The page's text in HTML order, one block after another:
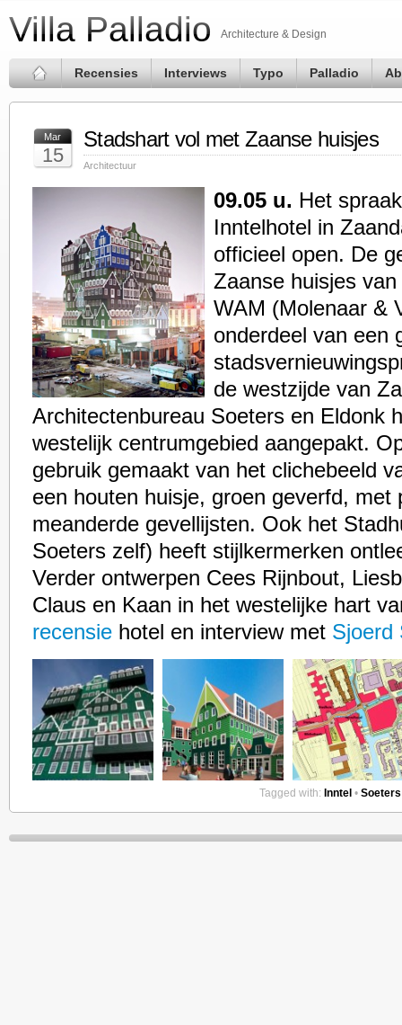
Villa Palladio Architecture & Design
Recensies Interviews Typo Palladio
Mar
15
Stadshart vol met Zaanse huisjes
Architectuur
09.05 u. Het
Inntelhotel in
officieel open. De
Zaanse huisjes
WAM (Molenaar &
onderdeel van een
de westzijde van
Architectenbureau Soeters en Eldonk
westelijk centrumgebied aangepakt.
gebruik gemaakt van het clichebeeld
een houten huisje, groen geverfd, met
meanderde gevellijsten. Ook het
Soeters zelf) heeft stijlkermerken
Verder ontwerpen Cees Rijnbout,
Claus en Kaan in het westelijke hart
recensie hotel en interview met Sjoerd
Tagged with: Inntel • Soeters